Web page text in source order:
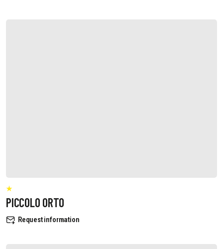
PICCOLO ORTO
Request information